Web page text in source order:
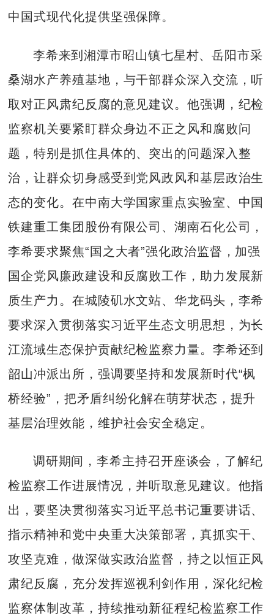
中国式现代化提供坚强保障。
李希来到湘潭市昭山镇七星村、岳阳市采
桑湖水产养殖基地，与干部群众深入交流，听
取对正风肃纪反腐的意见建议。他强调，纪检
监察机关要紧盯群众身边不正之风和腐败问
题，特别是抓住具体的、突出的问题深入整
治，让群众切身感受到党风政风和基层政治生
态的变化。在中南大学国家重点实验室、中国
铁建重工集团股份有限公司、湖南石化公司，
李希要求聚焦“国之大者”强化政治监督，加强
国企党风廉政建设和反腐败工作，助力发展新
质生产力。在城陵矶水文站、华龙码头，李希
要求深入贯彻落实习近平生态文明思想，为长
江流域生态保护贡献纪检监察力量。李希还到
韶山冲派出所，强调要坚持和发展新时代“枫
桥经验”，把矛盾纠纷化解在萌芽状态，提升
基层治理效能，维护社会安全稳定。
调研期间，李希主持召开座谈会，了解纪
检监察工作进展情况，并听取意见建议。他指
出，要坚决贯彻落实习近平总书记重要讲话、
指示精神和党中央重大决策部署，真抓实干、
攻坚克难，做深做实政治监督，持之以恒正风
肃纪反腐，充分发挥巡视利剑作用，深化纪检
监察体制改革，持续推动新征程纪检监察工作